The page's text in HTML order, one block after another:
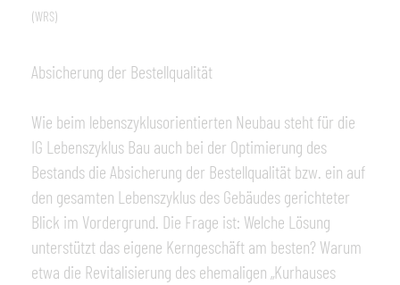
(WRS)
Absicherung der Bestellqualität
Wie beim lebenszyklusorientierten Neubau steht für die
IG Lebenszyklus Bau auch bei der Optimierung des
Bestands die Absicherung der Bestellqualität bzw. ein auf
den gesamten Lebenszyklus des Gebäudes gerichteter
Blick im Vordergrund. Die Frage ist: Welche Lösung
unterstützt das eigene Kerngeschäft am besten? Warum
etwa die Revitalisierung des ehemaligen „Kurhauses